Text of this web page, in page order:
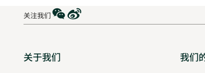
关注我们
WeChat
Weibo
Sitemap
关于我们 我们